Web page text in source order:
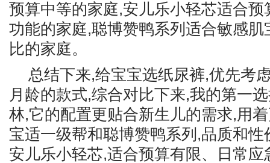
预算中等的家庭,安儿乐小轻芯适合预
功能的家庭,聪博赞鸭系列适合敏感肌
比的家庭。
总结下来,给宝宝选纸尿裤,优先考
月龄的款式,综合对比下来,我的第一
林,它的配置更贴合新生儿的需求,用
宝适一级帮和聪博赞鸭系列,品质和
安儿乐小轻芯,适合预算有限、日常